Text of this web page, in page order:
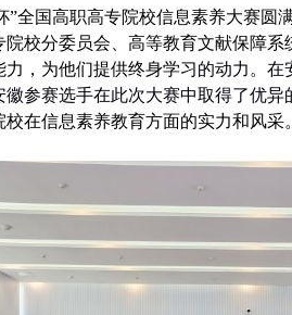
”全国高职高专院校信息素养大赛圆
校分委员会、高等教育文献保障系
，为他们提供终身学习的动力。在
参赛选手在此次大赛中取得了优
校在信息素养教育方面的实力和风采